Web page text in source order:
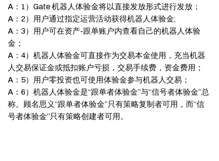
A： 1）Gate 机器人体验金将以直接发放形式进行发放；
A： 2）用户通过指定运营活动获得机器人体验金;
A： 3）用户可在资产-跟单账户内查看自己的机器人体验
金；
A： 4）机器人体验金可直接作为交易本金使用，充当机器
人交易保证金或抵扣账户亏损，交易手续费，资金费用；
A： 5）用户零投资也可使用体验金参与机器人交易；
A： 6）机器人体验金是“跟单者体验金”与“信号者体验金”总
称。顾名思义“跟单者体验金”只有策略复制者可用，而“信
号者体验金”只有策略创建者可用。